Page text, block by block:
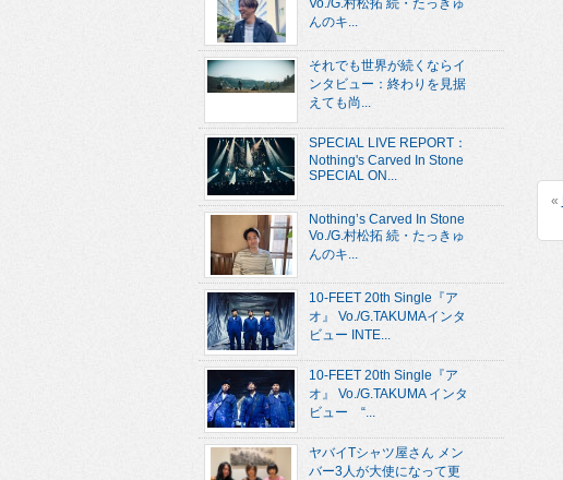
«
Vo./G.村松拓 続・たっきゅ
んのキ...
それでも世界が続くならイ
ンタビュー：終わりを見据
えても尚...
SPECIAL LIVE REPORT：
Nothing's Carved In Stone
SPECIAL ON...
Nothing’s Carved In Stone
Vo./G.村松拓 続・たっきゅ
んのキ...
10-FEET 20th Single『ア
オ』 Vo./G.TAKUMAインタ
ビュー INTE...
10-FEET 20th Single『ア
オ』 Vo./G.TAKUMA インタ
ビュー “...
ヤバイTシャツ屋さん メン
バー3人が大使になって更